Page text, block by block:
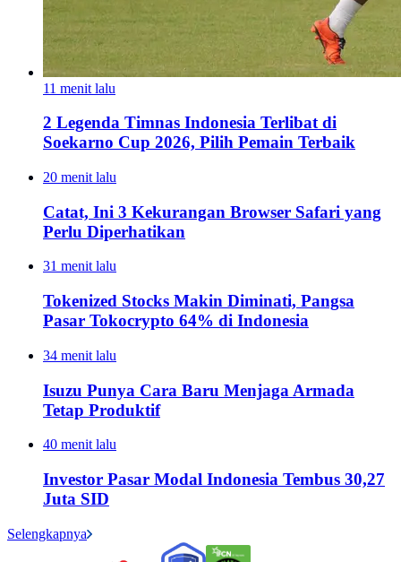
11 menit lalu
2 Legenda Timnas Indonesia Terlibat di
Soekarno Cup 2026, Pilih Pemain Terbaik
20 menit lalu
Catat, Ini 3 Kekurangan Browser Safari yang
Perlu Diperhatikan
31 menit lalu
Tokenized Stocks Makin Diminati, Pangsa
Pasar Tokocrypto 64% di Indonesia
34 menit lalu
Isuzu Punya Cara Baru Menjaga Armada
Tetap Produktif
40 menit lalu
Investor Pasar Modal Indonesia Tembus 30,27
Juta SID
Selengkapnya